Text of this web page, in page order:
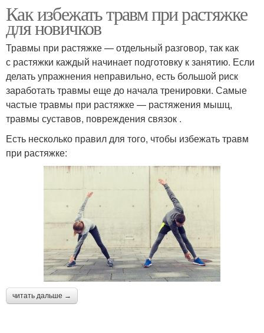
Как избежать травм при растяжке
для новичков
Травмы при растяжке — отдельный разговор, так как
с растяжки каждый начинает подготовку к занятию. Если
делать упражнения неправильно, есть большой риск
заработать травмы еще до начала тренировки. Самые
частые травмы при растяжке — растяжения мышц,
травмы суставов, повреждения связок .
Есть несколько правил для того, чтобы избежать травм
при растяжке:
читать дальше →